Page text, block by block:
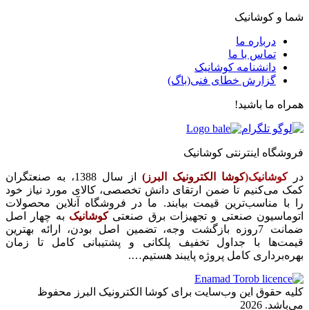
شما و کوشانیک
درباره ما
تماس با ما
دانشنامه کوشانیک
گزارش خطای فنی(باگ)
همراه ما باشید!
فروشگاه اینترنتی کوشانیک
در کوشانیک(کوشا الکترونیک البرز)
از سال 1388، به صنعتگران
کمک می‌کنیم تا ضمن ارتقای دانش تخصصی، کالای مورد نیاز خود
را با مناسب‌ترین قیمت بیابند. ما در فروشگاه آنلاین محصولات
اتوماسیون صنعتی و تجهیزات برق صنعتی کوشانیک به چهار اصل
ضمانت 7روزه بازگشت وجه، تضمین اصل بودن، ارائه بهترین
قیمت‌ها با جداول تخفیف پلکانی و پشتیبانی کامل تا زمان
بهره‌برداری کامل پروژه پایبند هستیم….
کلیه حقوق این وب‌سایت برای کوشا الکترونیک البرز محفوظ
می‌باشد. 2026